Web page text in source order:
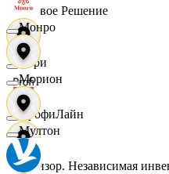
Первое Решение
Пери
ПрофиЛайн
Ревизор. Независимая
Монро
Морион
Мултон